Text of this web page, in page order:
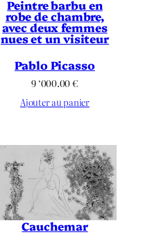
Peintre barbu en
robe de chambre,
avec deux femmes
nues et un visiteur
Pablo Picasso
9 ‘000.00€
Ajouter au panier
Cauchemar